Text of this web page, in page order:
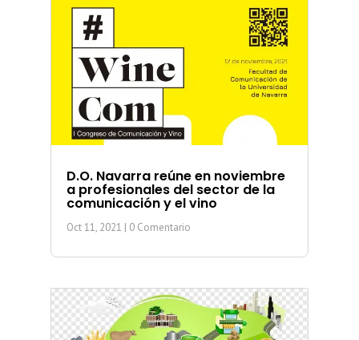
D.O. Navarra reúne en noviembre
a profesionales del sector de la
comunicación y el vino
Oct 11, 2021 | 0 Comentario